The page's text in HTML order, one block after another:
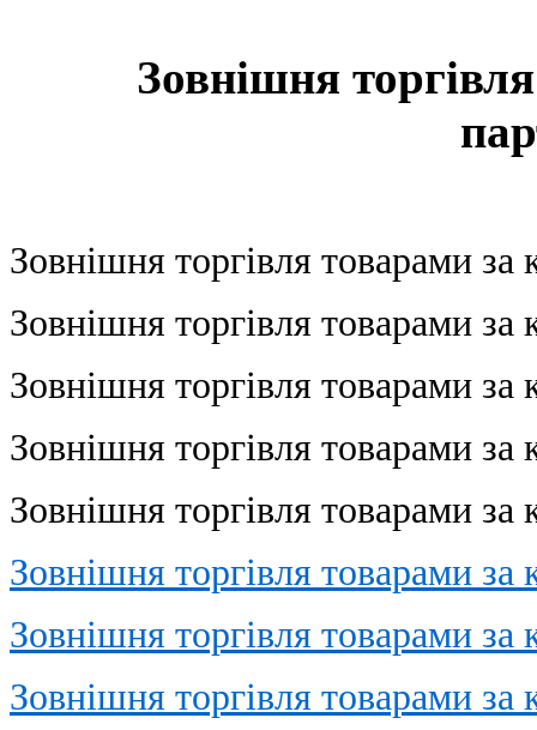
Зовнішня
Зовнішня торгівля товарами
Зовнішня торгівля товарами
Зовнішня торгівля товарами
Зовнішня торгівля товарами
Зовнішня торгівля товарами
Зовнішня торгівля товарами
Зовнішня торгівля товарами
Зовнішня торгівля товарами